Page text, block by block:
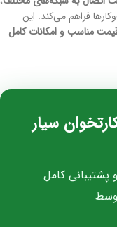
فراهم می‌کند. این
قیمت مناسب و امکانات کامل
سیار
کامل